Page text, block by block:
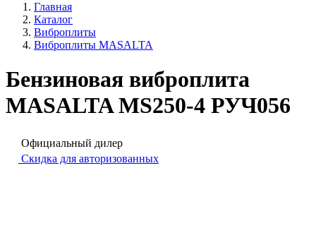
Главная
Каталог
Виброплиты
Виброплиты MASALTA
Бензиновая виброплита
MASALTA MS250-4 РУЧ056
Официальный дилер
Скидка для авторизованных